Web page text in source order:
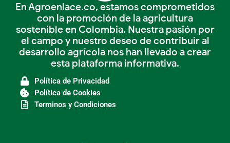
En Agroenlace.co, estamos comprometidos
con la promoción de la agricultura
sostenible en Colombia. Nuestra pasión por
el campo y nuestro deseo de contribuir al
desarrollo agrícola nos han llevado a crear
esta plataforma informativa.
Política de Privacidad
Política de Cookies
Terminos y Condiciones